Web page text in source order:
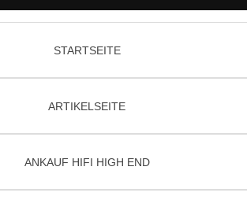
STARTSEITE
ARTIKELSEITE
ANKAUF HIFI HIGH END